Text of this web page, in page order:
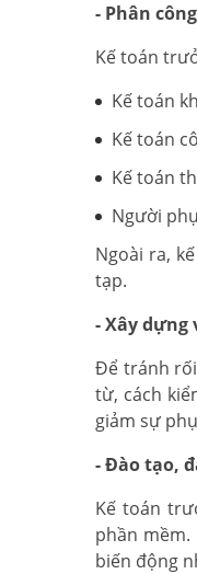
- Phân
Kế toán
Kế toán
Kế toán
Kế toán
Người
Ngoài ra,
tạp.
- Xây
Để tránh
từ, cách
giảm sự
- Đào tạo,
Kế toán
phần
biến động